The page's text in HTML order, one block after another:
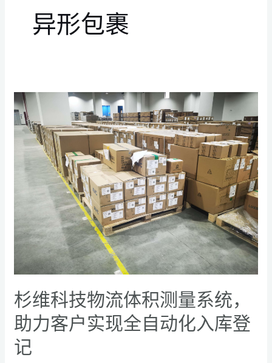
异形包裹
杉维科技物流体积测量系统，
助力客户实现全自动化入库登
记
杉
维
科
测
量
统，
力
客
户
实
现